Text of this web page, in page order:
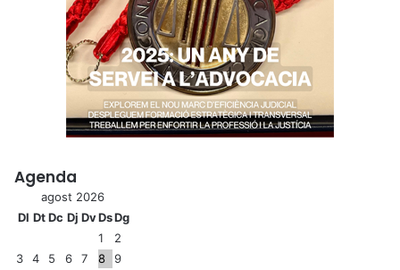
Agenda
agost 2026
Dl DtDc Dj DvDsDg
1
2
3
4 5 6 7 8
9